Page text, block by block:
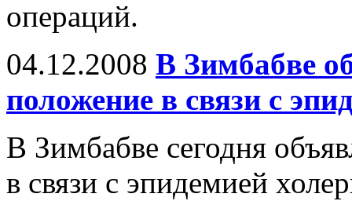
операций.
04.12.2008 В Зимбабве
положение в связи с
В Зимбабве сегодня
в связи с эпидемией